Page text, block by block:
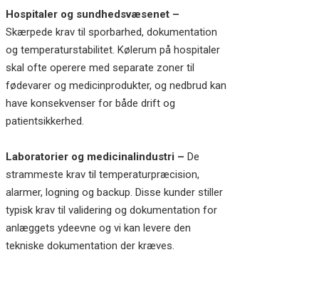
Hospitaler og sundhedsvæsenet –
Skærpede krav til sporbarhed, dokumentation
og temperaturstabilitet. Kølerum på hospitaler
skal ofte operere med separate zoner til
fødevarer og medicinprodukter, og nedbrud kan
have konsekvenser for både drift og
patientsikkerhed.
Laboratorier og medicinalindustri – De
strammeste krav til temperaturpræcision,
alarmer, logning og backup. Disse kunder stiller
typisk krav til validering og dokumentation for
anlæggets ydeevne og vi kan levere den
tekniske dokumentation der kræves.